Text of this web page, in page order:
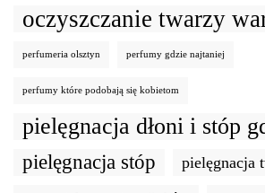
oczyszczanie twarzy
perfumeria olsztyn perfumy gdzie najtaniej
perfumy które podobają się kobietom
pielęgnacja dłoni i stóp
pielęgnacja stóp pielęgnacja